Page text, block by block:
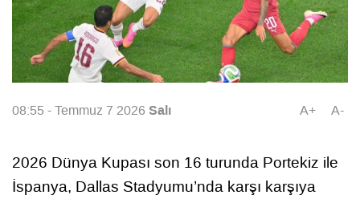
08:55 - Temmuz 7 2026 Salı A+ A-
2026 Dünya Kupası son 16 turunda Portekiz ile
İspanya, Dallas Stadyumu’nda karşı karşıya